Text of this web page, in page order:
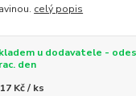
celý popis
u dodavatele -
den
Kč / ks